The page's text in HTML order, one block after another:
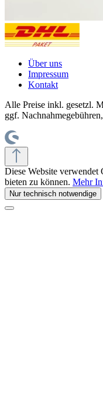
Über uns
Impressum
Kontakt
Alle Preise inkl. gesetzl.
ggf.
Diese Website verwendet
bieten zu können. Mehr
Nur technisch notwendige